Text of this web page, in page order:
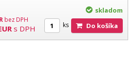
bez DPH
s DPH
skladom
ks Do košíka